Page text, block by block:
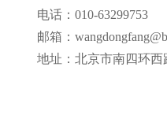
电话：010-63299753
邮箱：
地址：北京市南四环西